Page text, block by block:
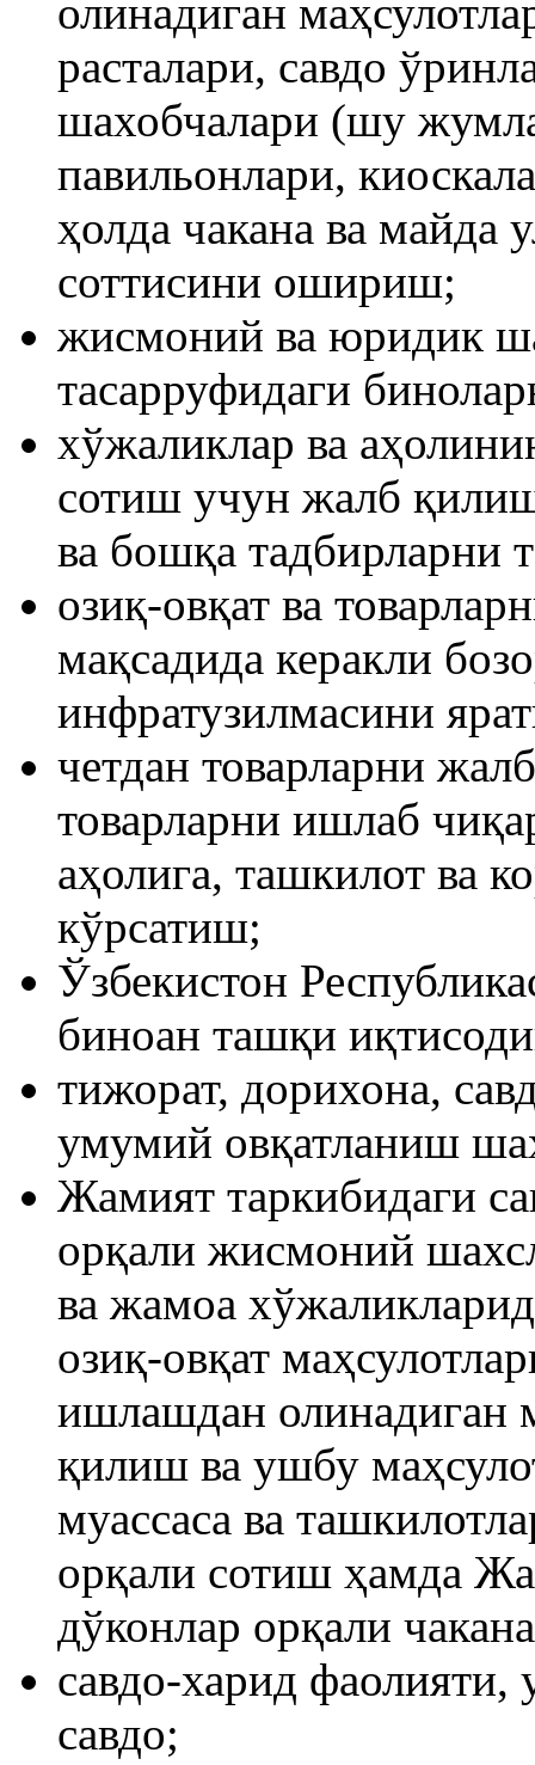
олинадиган
расталари, савдо
шахобчалари (шу
павильонлари,
ҳолда чакана ва майда
соттисини ошириш;
жисмоний ва юридик
тасарруфидаги
хўжаликлар ва
сотиш учун жалб
ва бошқа тадбирларни
озиқ-овқат ва
мақсадида керакли
инфратузилмасини
четдан товарларни
товарларни ишлаб
аҳолига, ташкилот ва
кўрсатиш;
Ўзбекистон
биноан ташқи
тижорат, дорихона,
умумий овқатланиш
Жамият таркибидаги
орқали жисмоний
ва жамоа
озиқ-овқат
ишлашдан олинадиган
қилиш ва ушбу
муассаса ва
орқали сотиш ҳамда
дўконлар орқали
савдо-харид фаолияти,
савдо;